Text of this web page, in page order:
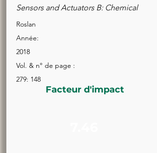
Sensors and Actuators B: Chemical
Roslan
Année:
2018
Vol. & n° de page :
279: 148
Facteur d'impact